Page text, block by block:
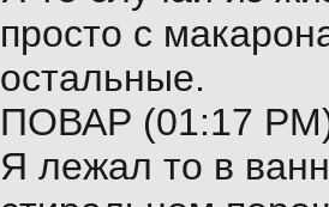
просто с
остальные.
ПОВАР (01:17
Я лежал то в